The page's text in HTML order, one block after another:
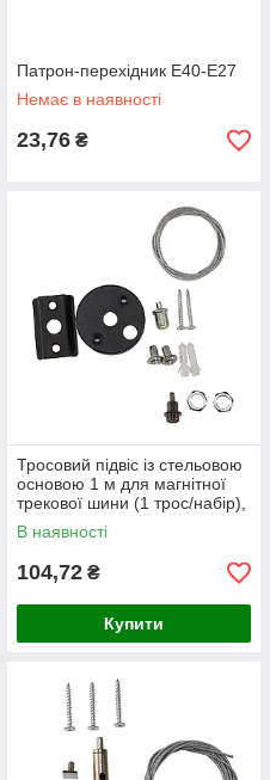
Патрон-перехідник E40-E27
Немає в наявності
23,76 ₴
Тросовий підвіс із стельовою
основою 1 м для магнітної
трекової шини (1 трос/набір),
Чорний
В наявності
104,72 ₴
Купити